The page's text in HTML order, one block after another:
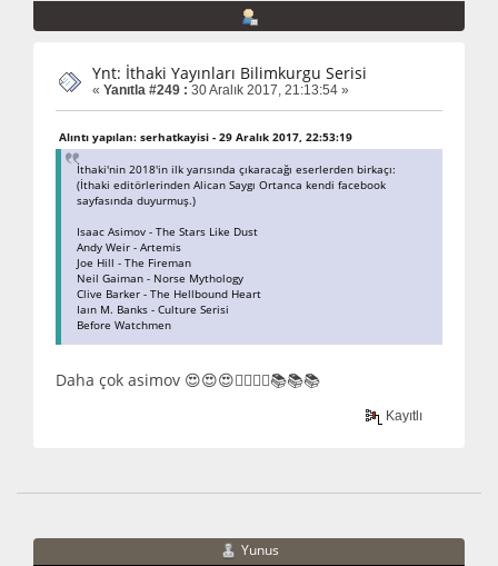
Ynt: İthaki Yayınları Bilimkurgu Serisi
« Yanıtla #249 : 30 Aralık 2017, 21:13:54 »
Alıntı yapılan: serhatkayisi - 29 Aralık 2017, 22:53:19
İthaki'nin 2018'in ilk yarısında çıkaracağı eserlerden birkaçı:
(İthaki editörlerinden Alican Saygı Ortanca kendi facebook
sayfasında duyurmuş.)
Isaac Asimov - The Stars Like Dust
Andy Weir - Artemis
Joe Hill - The Fireman
Neil Gaiman - Norse Mythology
Clive Barker - The Hellbound Heart
Iaın M. Banks - Culture Serisi
Before Watchmen
Daha çok asimov 😍😍😍👍🏿👍🏿📚📚📚
Kayıtlı
Yunus